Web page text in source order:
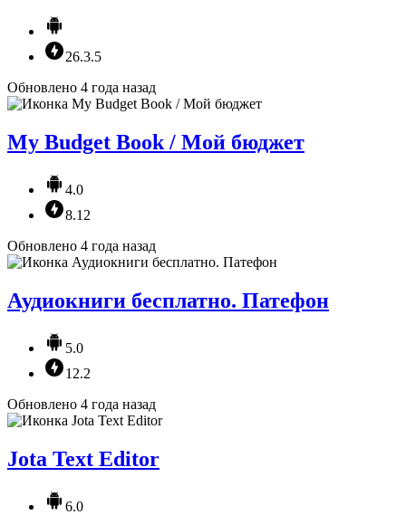
26.3.5
Обновлено 4 года назад
My Budget Book / Мой бюджет
4.0
8.12
Обновлено 4 года назад
Аудиокниги бесплатно. Патефон
5.0
12.2
Обновлено 4 года назад
Jota Text Editor
6.0